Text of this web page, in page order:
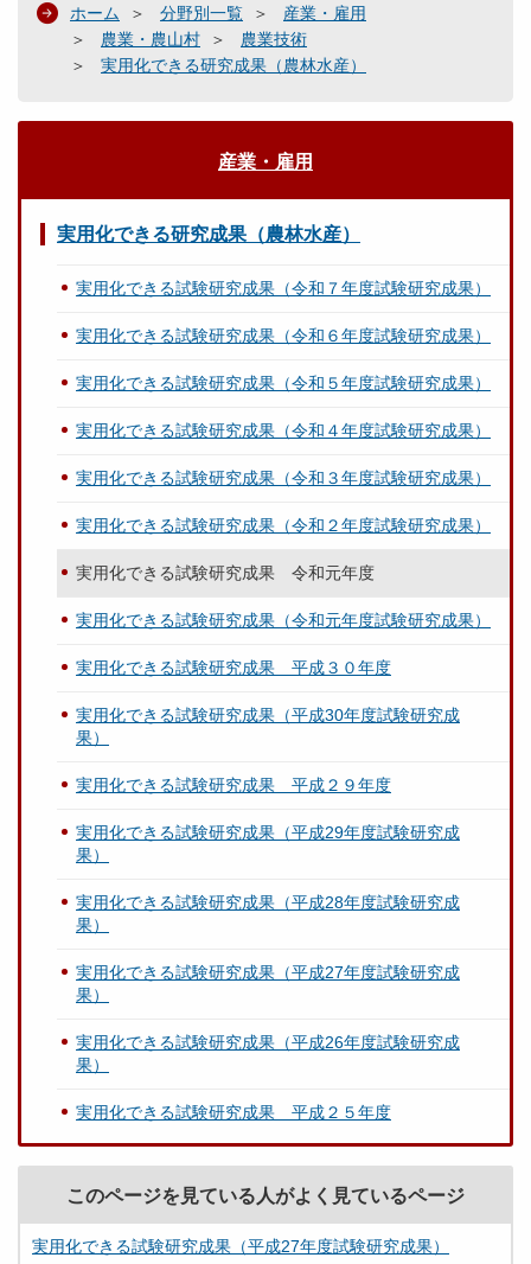
ホーム 分野別一覧
産業・雇用
農業・農山村
農業技術
実用化できる研究成果（農林水産）
産業・雇用
実用化できる研究成果（農林水産）
実用化できる試験研究成果（令和７年度試験研究成果）
実用化できる試験研究成果（令和６年度試験研究成果）
実用化できる試験研究成果（令和５年度試験研究成果）
実用化できる試験研究成果（令和４年度試験研究成果）
実用化できる試験研究成果（令和３年度試験研究成果）
実用化できる試験研究成果（令和２年度試験研究成果）
実用化できる試験研究成果 令和元年度
実用化できる試験研究成果（令和元年度試験研究成果）
実用化できる試験研究成果 平成３０年度
実用化できる試験研究成果（平成30年度試験研究成
果）
実用化できる試験研究成果 平成２９年度
実用化できる試験研究成果（平成29年度試験研究成
果）
実用化できる試験研究成果（平成28年度試験研究成
果）
実用化できる試験研究成果（平成27年度試験研究成
果）
実用化できる試験研究成果（平成26年度試験研究成
果）
実用化できる試験研究成果 平成２５年度
このページを見ている人がよく見ているページ
実用化できる試験研究成果（平成27年度試験研究成果）